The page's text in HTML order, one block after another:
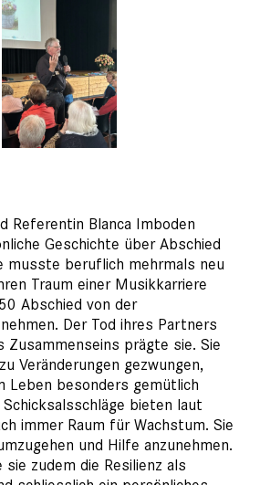
Referentin Blanca Imboden
Geschichte über Abschied
musste beruflich mehrmals neu
Traum einer Musikkarriere
Abschied von der
Der Tod ihres Partners
Zusammenseins prägte sie. Sie
Veränderungen gezwungen,
Leben besonders gemütlich
bieten laut
immer Raum für Wachstum. Sie
und Hilfe anzunehmen.
zudem die Resilienz als